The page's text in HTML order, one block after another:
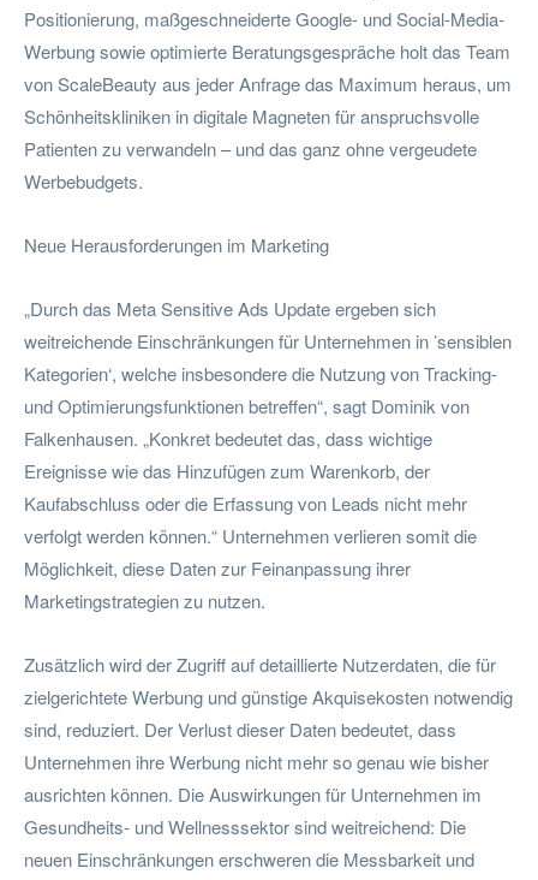
Positionierung, maßgeschneiderte Google- und Social-Media-
Werbung sowie optimierte Beratungsgespräche holt das Team
von ScaleBeauty aus jeder Anfrage das Maximum heraus, um
Schönheitskliniken in digitale Magneten für anspruchsvolle
Patienten zu verwandeln – und das ganz ohne vergeudete
Werbebudgets.
Neue Herausforderungen im Marketing
„Durch das Meta Sensitive Ads Update ergeben sich
weitreichende Einschränkungen für Unternehmen in ’sensiblen
Kategorien‘, welche insbesondere die Nutzung von Tracking-
und Optimierungsfunktionen betreffen“, sagt Dominik von
Falkenhausen. „Konkret bedeutet das, dass wichtige
Ereignisse wie das Hinzufügen zum Warenkorb, der
Kaufabschluss oder die Erfassung von Leads nicht mehr
verfolgt werden können.“ Unternehmen verlieren somit die
Möglichkeit, diese Daten zur Feinanpassung ihrer
Marketingstrategien zu nutzen.
Zusätzlich wird der Zugriff auf detaillierte Nutzerdaten, die für
zielgerichtete Werbung und günstige Akquisekosten notwendig
sind, reduziert. Der Verlust dieser Daten bedeutet, dass
Unternehmen ihre Werbung nicht mehr so genau wie bisher
ausrichten können. Die Auswirkungen für Unternehmen im
Gesundheits- und Wellnesssektor sind weitreichend: Die
neuen Einschränkungen erschweren die Messbarkeit und